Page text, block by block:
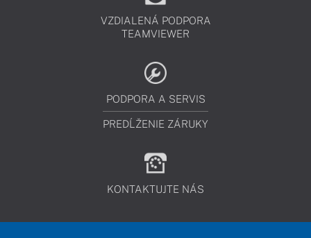
VZDIALENÁ PODPORA
TEAMVIEWER
PODPORA A SERVIS
PREDĹŽENIE ZÁRUKY
KONTAKTUJTE NÁS